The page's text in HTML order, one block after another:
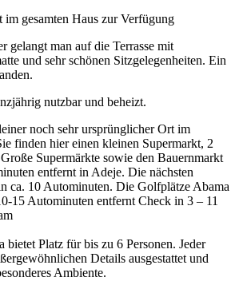
im gesamten Haus zur Verfügung
gelangt man auf die Terrasse mit
und sehr schönen Sitzgelegenheiten. Ein
nutzbar und beheizt.
noch sehr ursprünglicher Ort im
finden hier einen kleinen Supermarkt, 2
Supermärkte sowie den Bauernmarkt
entfernt in Adeje. Die nächsten
ca. 10 Autominuten. Die Golfplätze Abama
15 Autominuten entfernt Check in 3 – 11
Platz für bis zu 6 Personen. Jeder
Details ausgestattet und
Ambiente.